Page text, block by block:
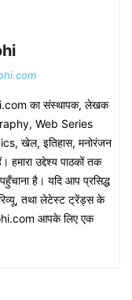
का संस्थापक, लेखक
Web Series
खेल, इतिहास, मनोरंजन
उद्देश्य पाठकों तक
है। यदि आप प्रसिद्ध
तथा लेटेस्ट ट्रेंड्स के
आपके लिए एक